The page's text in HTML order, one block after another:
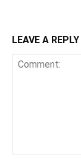
LEAVE A REPLY